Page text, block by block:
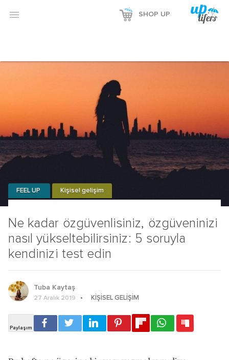
 SHOP UP
Ne kadar özgüvenlisiniz, özgüveninizi
nasıl yükseltebilirsiniz: 5 soruyla
kendinizi test edin
FEEL UP Kişisel gelişim
Tuba Kaytaş
27 Aralık 2019 KIŞISEL GELIŞIM